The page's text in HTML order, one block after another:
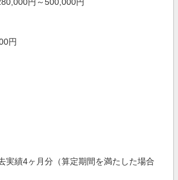
円
実績4ヶ月分（算定期間を満たした場合